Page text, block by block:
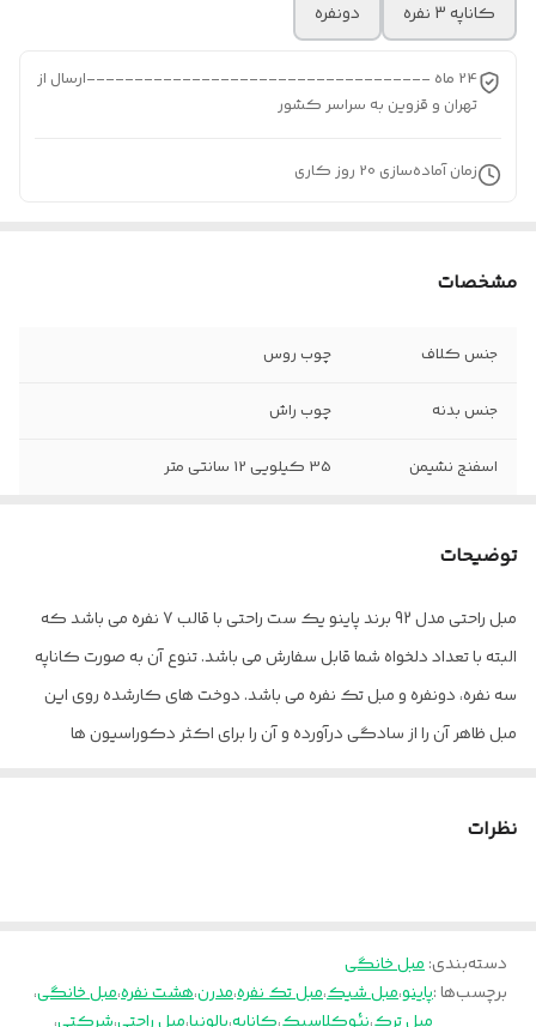
کاناپه 3 نفره
دونفره
24 ماه ------------------------------------ارسال از
تهران و قزوین به سراسر کشور
زمان آماده‌سازی 20 روز کاری
مشخصات
جنس کلاف چوب روس
جنس بدنه چوب راش
اسفنج نشیمن 35 کیلویی 12 سانتی متر
خدمات پس از
36 ماه
توضیحات
مبل راحتی مدل 92 برند پاینو یک ست راحتی با قالب 7 نفره می باشد که
البته با تعداد دلخواه شما قابل سفارش می باشد. تنوع آن به صورت کاناپه
سه نفره، دونفره و مبل تک نفره می باشد. دوخت های کارشده روی این
مبل ظاهر آن را از سادگی درآورده و آن را برای اکثر دکوراسیون ها
مدت زمان آماده سازی 20 روز میباشد.
ارسال از تهران و قزوین به سراسر کشور
نظرات
دسته‌بندی:مبل خانگی
برچسب‌ها :پاینو،مبل شیک،مبل تک نفره،مدرن،هشت نفره،مبل خانگی،